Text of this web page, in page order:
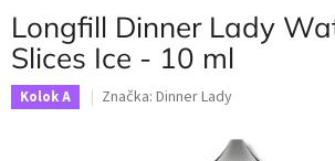
Longfill Dinner Lady
Slices Ice - 10 ml
Kolok A Značka: Dinner Lady